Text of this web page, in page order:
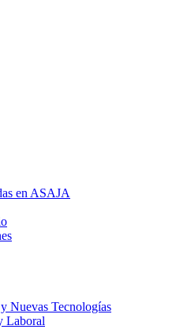
en ASAJA
Nuevas Tecnologías
Laboral